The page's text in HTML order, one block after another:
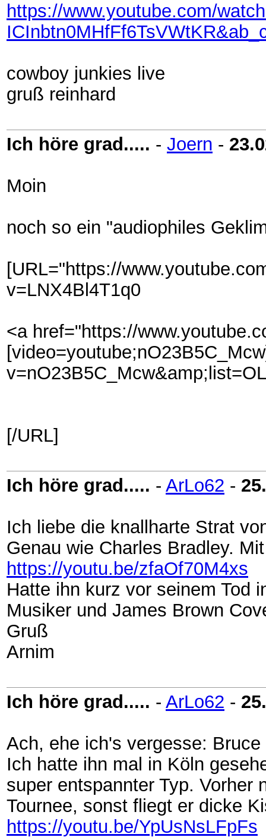
https://www.youtube.com/
cowboy junkies live
gruß reinhard
Ich höre grad..... - Joern -
Moin
noch so ein "audiophiles
[URL="https://
v=LNX4Bl4T1q0
<a href="https://
[/URL]
Ich höre grad..... - ArLo62 -
Ich liebe die knallharte Strat
Genau wie Charles Bradley.
https://youtu.be/zfaOf70M4xs
Hatte ihn kurz vor seinem Tod
Musiker und James Brown
Gruß
Arnim
Ich höre grad..... - ArLo62 -
Ach, ehe ich's vergesse:
Ich hatte ihn mal in Köln
super entspannter Typ. Vorher
Tournee, sonst fliegt er dicke
https://youtu.be/YpUsNsLFpFs